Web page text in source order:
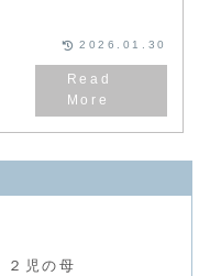
2026.01.30
２児の母